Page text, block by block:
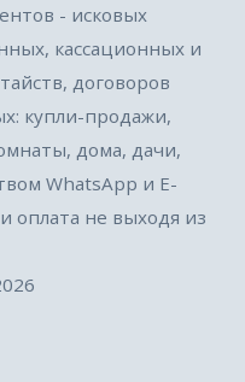
- исковых
кассационных и
договоров
купли-продажи,
дома, дачи,
WhatsApp и E-
оплата не выходя из